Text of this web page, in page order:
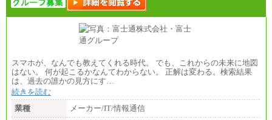
スマホが、なんでも教えてくれる時代。 でも、これからの未来に地図
はない。 何が起こるかなんてわからない。 正解は変わる。検索結果
は、過去の誰かの見方にす…
続きを読む
業種
メーカー/IT/情報通信